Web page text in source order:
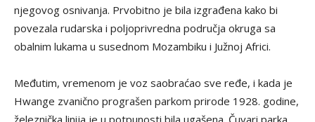
njegovog osnivanja. Prvobitno je bila izgrađena kako bi
povezala rudarska i poljoprivredna područja okruga sa
obalnim lukama u susednom Mozambiku i Južnoj Africi.
Međutim, vremenom je voz saobraćao sve ređe, i kada je
Hwange zvanično prograšen parkom prirode 1928. godine,